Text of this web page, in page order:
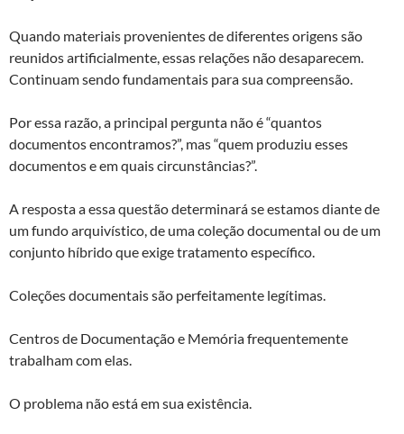
Quando materiais provenientes de diferentes origens são
reunidos artificialmente, essas relações não desaparecem.
Continuam sendo fundamentais para sua compreensão.
Por essa razão, a principal pergunta não é “quantos
documentos encontramos?”, mas “quem produziu esses
documentos e em quais circunstâncias?”.
A resposta a essa questão determinará se estamos diante de
um fundo arquivístico, de uma coleção documental ou de um
conjunto híbrido que exige tratamento específico.
Coleções documentais são perfeitamente legítimas.
Centros de Documentação e Memória frequentemente
trabalham com elas.
O problema não está em sua existência.